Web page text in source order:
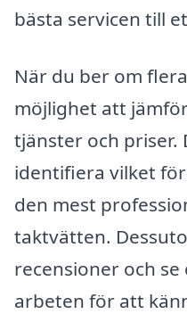
bästa servicen till
När du ber om
möjlighet att
tjänster och priser.
identifiera vilket
den mest
taktvätten.
recensioner och
arbeten för att